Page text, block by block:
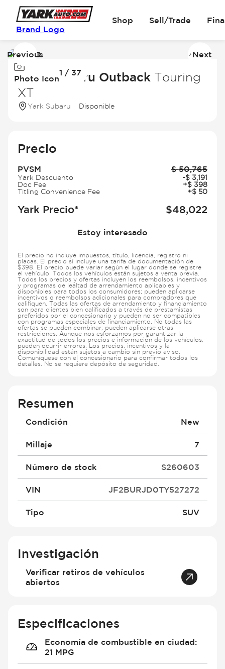
Brand Logo
Shop Sell/Trade
Image
of
Photo Icon
1 / 37
Previous Next
2026 Subaru Outback Touring
XT
Yark Subaru Disponible
Precio
PVSM $ 50,765
Yark Descuento -$ 3,191
Doc Fee
+$ 398
Titling Convenience Fee
+$ 50
Yark Precio* $48,022
Estoy interesado
El precio no incluye impuestos, título, licencia, registro ni
placas. El precio sí incluye una tarifa de documentación de
$398. El precio puede variar según el lugar donde se registre
el vehículo. Todos los vehículos están sujetos a venta previa.
Todos los precios y ofertas incluyen los reembolsos, incentivos
y programas de lealtad de arrendamiento aplicables y
disponibles para todos los consumidores; pueden aplicarse
incentivos o reembolsos adicionales para compradores que
califiquen. Todas las ofertas de arrendamiento y financiamiento
son para clientes bien calificados a través de prestamistas
preferidos por el concesionario y pueden no ser compatibles
con programas especiales de financiamiento. No todas las
ofertas se pueden combinar; pueden aplicarse otras
restricciones. Aunque nos esforzamos por garantizar la
exactitud de todos los precios e información de los vehículos,
pueden ocurrir errores. Los precios, incentivos y la
disponibilidad están sujetos a cambio sin previo aviso.
Comuníquese con el concesionario para confirmar todos los
detalles. No se requiere depósito de seguridad.
Resumen
Condición New
Millaje 7
Número de stock S260603
VIN JF2BURJD0TY527272
Tipo SUV
Investigación
Verificar retiros de vehículos
abiertos
Especificaciones
Economía de combustible en ciudad:
21 MPG